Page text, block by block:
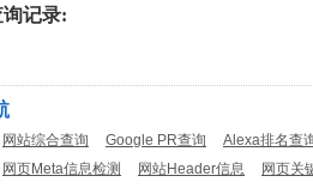
记录:
网站综合查询 Google PR查询 Alexa排名查
网页Meta信息检测 网站Header信息 网页关